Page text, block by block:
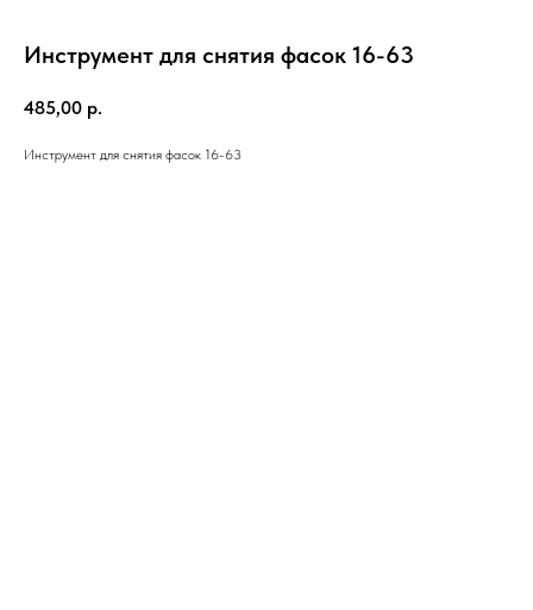
Инструмент для снятия фасок 16-63
485,00 р.
Инструмент для снятия фасок 16-63